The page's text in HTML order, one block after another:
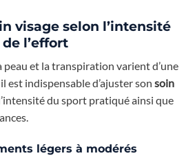
visage selon l’intensité
l’effort
peau et la transpiration varient d’une
est indispensable d’ajuster son soin
du sport pratiqué ainsi que
légers à modérés